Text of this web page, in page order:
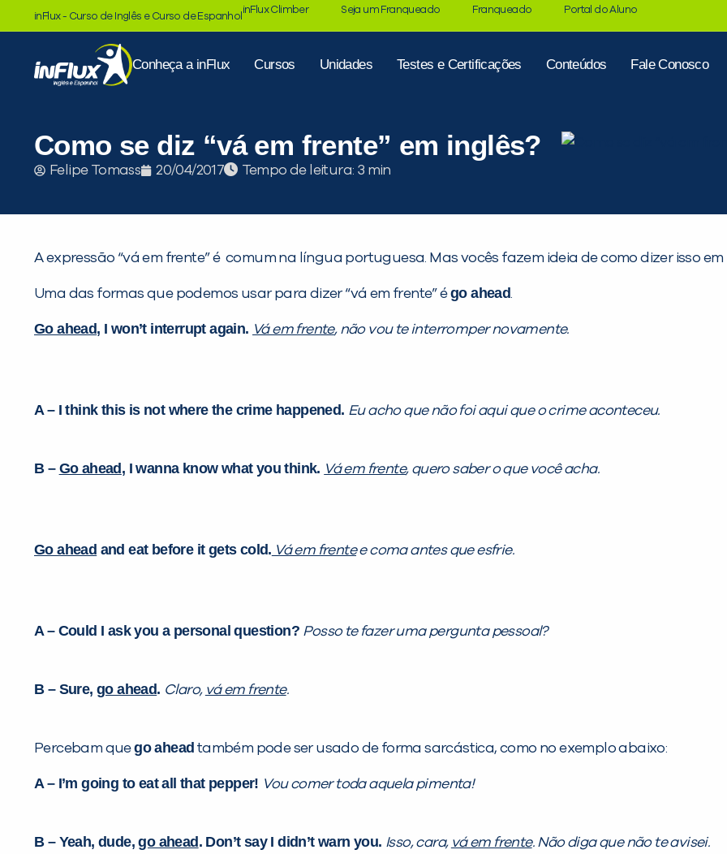
inFlux - Curso de Inglês e Curso de Espanhol
inFlux Climber Seja um Franqueado Franqueado Portal do Aluno
Conheça a inFlux Cursos Unidades Testes e Certificações Conteúdos Fale Conosco
Como se diz “vá em frente” em inglês?
Felipe Tomass 20/04/2017 Tempo de leitura:
A expressão “vá em frente” é comum na língua portuguesa. Mas vocês fazem ideia de como dizer isso
Uma das formas que podemos usar para dizer “vá em frente” égo ahead.
Go ahead, I won’t interrupt again. Vá em frente, não vou te interromper novamente.
A – I think this is not where the crime happened. Eu acho que não foi aqui que o crime aconteceu.
B – Go ahead, I wanna know what you think. Vá em frente, quero saber o que você acha.
Go ahead and eat before it gets cold. Vá em frentee coma antes que esfrie.
A – Could I ask you a personal question? Posso te fazer uma pergunta pessoal?
B – Sure,go ahead. Claro, vá em frente.
Percebam quego ahead também pode ser usado de forma sarcástica, como no exemplo abaixo:
A – I’m going to eat all that pepper! Vou comer toda aquela pimenta!
B – Yeah, dude,go ahead. Don’t say I didn’t warn you. Isso, cara, vá em frente. Não diga que não te avisei.